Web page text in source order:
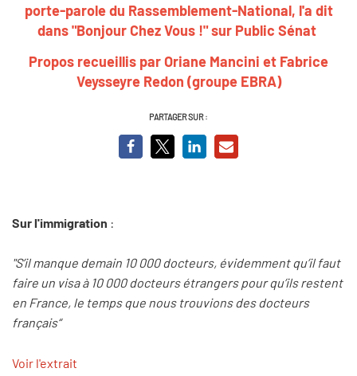
porte-parole du Rassemblement-National, l'a dit
dans "Bonjour Chez Vous !" sur Public Sénat
Propos recueillis par Oriane Mancini et Fabrice
Veysseyre Redon (groupe EBRA)
PARTAGER SUR :
Sur l'immigration :
"S’il manque demain 10 000 docteurs, évidemment qu’il faut
faire un visa à 10 000 docteurs étrangers pour qu’ils restent
en France, le temps que nous trouvions des docteurs
français“
Voir l'extrait